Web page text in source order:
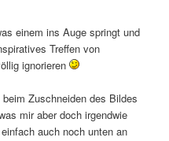
einem ins Auge springt und
Treffen von
ignorieren
Zuschneiden des Bildes
mir aber doch irgendwie
auch noch unten an